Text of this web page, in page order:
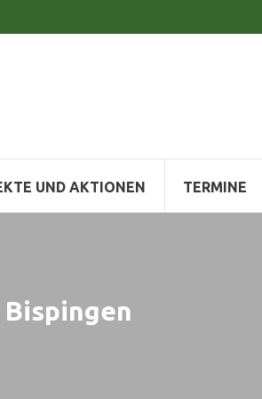
UND AKTIONEN TERMINE